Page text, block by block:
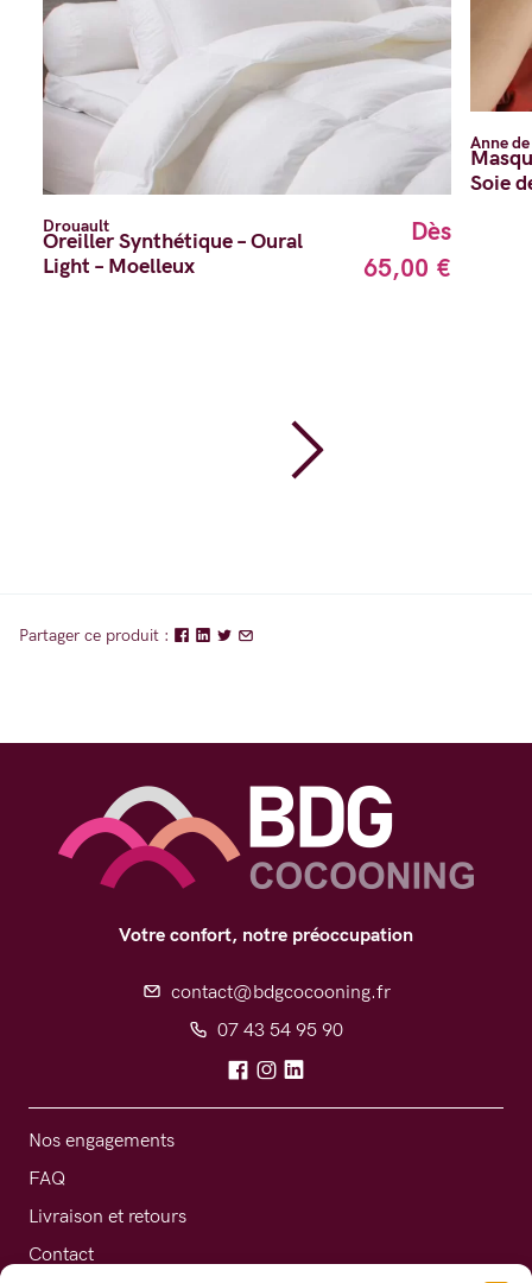
Drouault
Oreiller Synthétique – Oural
Light – Moelleux
Dès
65,00 €
Anne
Soie
Partager ce produit :
Votre confort, notre préoccupation
contact@bdgcocooning.fr
07 43 54 95 90
Nos engagements
FAQ
Livraison et retours
Contact